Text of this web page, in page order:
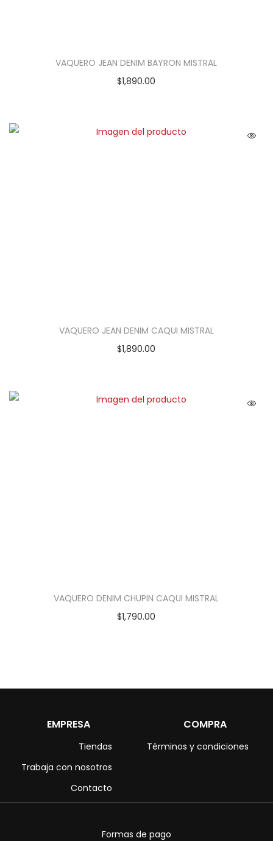
VAQUERO JEAN DENIM BAYRON MISTRAL
$1,890.00
VAQUERO JEAN DENIM CAQUI MISTRAL
$1,890.00
VAQUERO DENIM CHUPIN CAQUI MISTRAL
$1,790.00
EMPRESA
Tiendas
Trabaja con nosotros
Contacto
COMPRA
Términos y condiciones
Formas de pago